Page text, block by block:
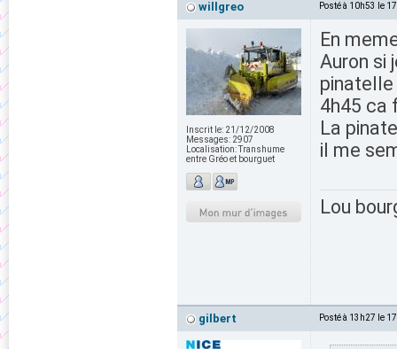
willgreo Posté à 10h53 le
Inscrit le: 21/12/2008
Messages: 2907
Localisation:Transhume
entre Gréo et bourguet
En
Auron si
pinatelle
4h45 ca
La
il me
Lou
gilbert Posté à 13h27 le